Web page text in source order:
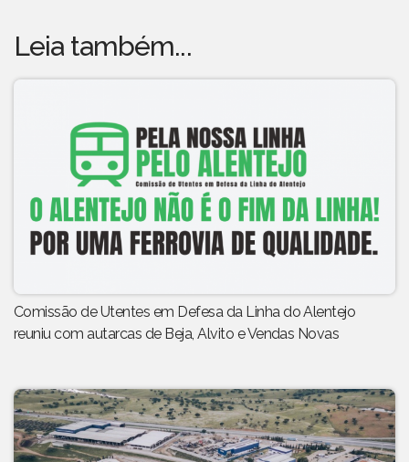
Leia também...
Comissão de Utentes em Defesa da Linha do Alentejo
reuniu com autarcas de Beja, Alvito e Vendas Novas